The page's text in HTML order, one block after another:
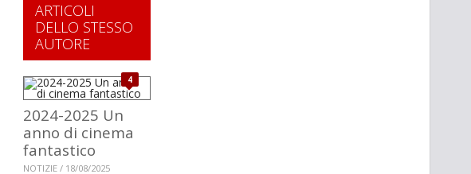
ARTICOLI
DELLO STESSO
AUTORE
4
2024-2025 Un
anno di cinema
fantastico
NOTIZIE / 18/08/2025